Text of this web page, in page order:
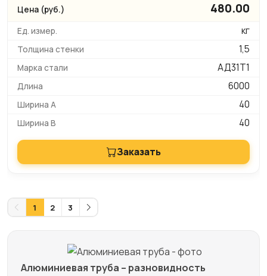
480.00
кг
1,5
АД31Т1
6000
40
40
Заказать
1 2 3
Алюминиевая труба – разновидность